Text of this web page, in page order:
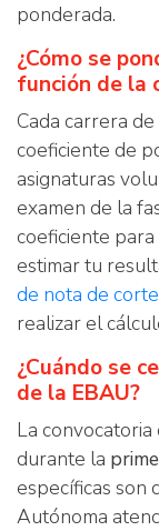
ponderada.
¿Cómo se
función de la
Cada carrera
coeficiente de
asignaturas
examen de la
coeficiente
estimar tu
de nota de
realizar el
¿Cuándo se
de la EBAU?
La
durante la
específicas son
Autónoma